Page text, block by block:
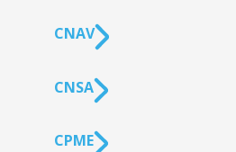
CNAV
CNSA
CPME